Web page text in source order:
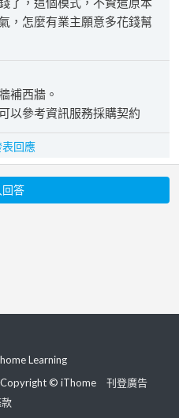
，怎麼有業主願意多花錢幫
補西牆。
以參考資訊服務採購契約
回應
答
Learning
Copyright © iThome
刊登廣告